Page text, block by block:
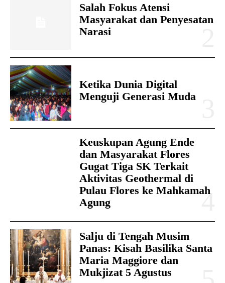
Salah Fokus Atensi
Masyarakat dan Penyesatan
Narasi
Ketika Dunia Digital
Menguji Generasi Muda
Keuskupan Agung Ende
dan Masyarakat Flores
Gugat Tiga SK Terkait
Aktivitas Geothermal di
Pulau Flores ke Mahkamah
Agung
Salju di Tengah Musim
Panas: Kisah Basilika Santa
Maria Maggiore dan
Mukjizat 5 Agustus